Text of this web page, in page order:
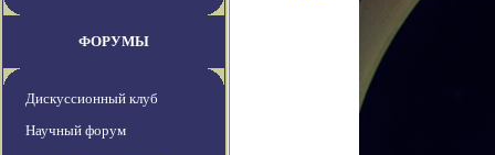
ФОРУМЫ
Дискуссионный клуб
Научный форум